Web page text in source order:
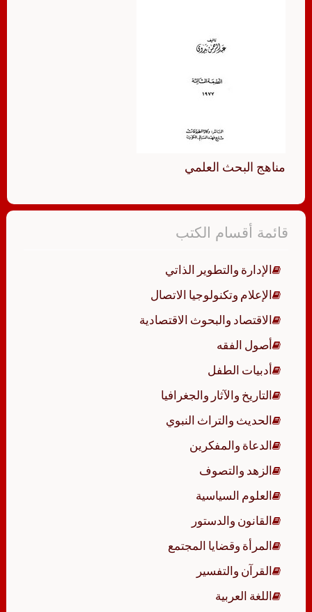
مناهج البحث العلمي
قائمة أقسام الكتب
الإدارة والتطوير الذاتي
الإعلام وتكنولوجيا الاتصال
الاقتصاد والبحوث الاقتصادية
أصول الفقه
أدبيات الطفل
التاريخ والآثار والجغرافيا
الحديث والتراث النبوي
الدعاة والمفكرين
الزهد والتصوف
العلوم السياسية
القانون والدستور
المرأة وقضايا المجتمع
القرآن والتفسير
اللغة العربية